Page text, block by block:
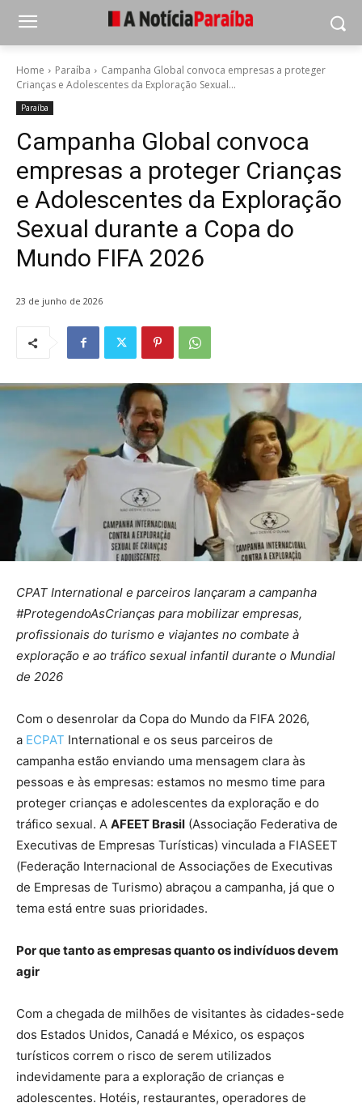
Home Paraíba
Campanha Global convoca empresas a proteger
Crianças e Adolescentes da Exploração Sexual...
Paraíba
Campanha Global convoca
empresas a proteger Crianças
e Adolescentes da Exploração
Sexual durante a Copa do
Mundo FIFA 2026
23 de junho de 2026
CPAT International e parceiros lançaram a campanha
#ProtegendoAsCrianças para mobilizar empresas,
profissionais do turismo e viajantes no combate à
exploração e ao tráfico sexual infantil durante o Mundial
de 2026
Com o desenrolar da Copa do Mundo da FIFA 2026,
a ECPAT International e os seus parceiros de
campanha estão enviando uma mensagem clara às
pessoas e às empresas: estamos no mesmo time para
proteger crianças e adolescentes da exploração e do
tráfico sexual. A AFEET Brasil (Associação Federativa de
Executivas de Empresas Turísticas) vinculada a FIASEET
(Federação Internacional de Associações de Executivas
de Empresas de Turismo) abraçou a campanha, já que o
tema está entre suas prioridades.
Por que tanto as empresas quanto os indivíduos devem
agir
Com a chegada de milhões de visitantes às cidades-sede
dos Estados Unidos, Canadá e México, os espaços
turísticos correm o risco de serem utilizados
indevidamente para a exploração de crianças e
adolescentes. Hotéis, restaurantes, operadores de